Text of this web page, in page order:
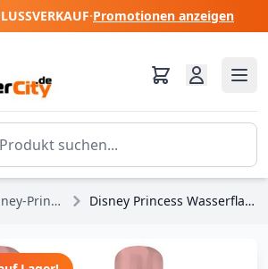
·Promotionen anzeigen
Disney-Prinzessinnen Disney Princess Wasserflasche Thirsty Work